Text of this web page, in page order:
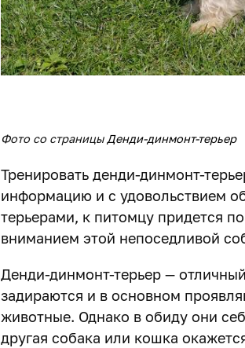
Фото со страницы Денди-динмонт-терьер
Тренировать денди-динмонт-
информацию и с удовольствием
терьерами, к питомцу придется
вниманием этой непоседливой
Денди-динмонт-терьер —
задираются и в основном
животные. Однако в обиду они
другая собака или кошка